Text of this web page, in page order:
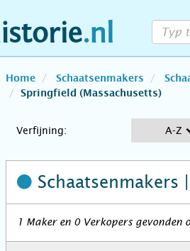
Home Schaatsenmakers
Springfield (Massachusetts)
Verfijning: A-Z
Schaatsenmakers |
1 Maker en 0 Verkopers gevonden